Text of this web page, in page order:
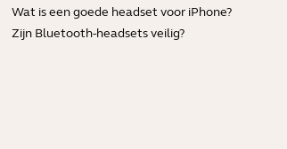
Wat is een goede headset voor iPhone?
Zijn Bluetooth-headsets veilig?